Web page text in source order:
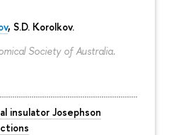
, S.D. Korolkov.
Society of Australia.
insulator Josephson